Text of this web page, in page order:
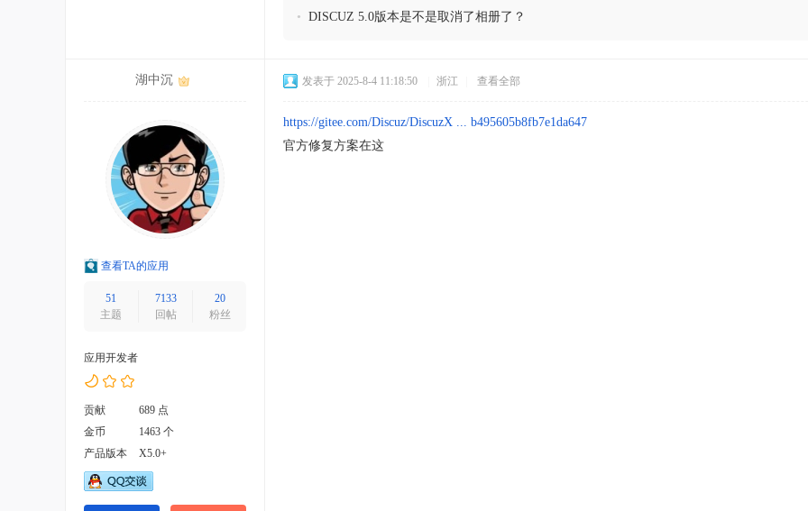
• DISCUZ 5.0版本是不是取消了相册了？
湖中沉
查看TA的应用
51
主题
7133
回帖
20
粉丝
应用开发者
贡献
689 点
金币
1463 个
产品版本
X5.0+
发表于 2025-8-4 11:18:50 浙江 查看全部
https://gitee.com/Discuz/DiscuzX ... b495605b8fb7e1da647
官方修复方案在这